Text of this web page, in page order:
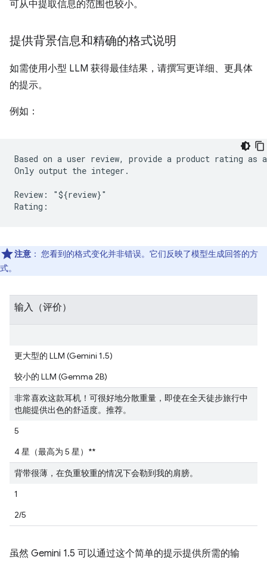
可从中提取信息的范围也较小。
提供背景信息和精确的格式说明
如需使用小型 LLM 获得最佳结果，请撰写更详细、更具体
的提示。
例如：
Based on a user review, provide a product rating as
Only output the integer.
Review: "${review}"
注意 ： 您看到的格式变化并非错误。它们反映了模型生成回答的方
式。
输入（评价）
更大型的 LLM (Gemini 1.5)
较小的 LLM (Gemma 2B)
非常喜欢这款耳机！可很好地分散重量，即使在全天徒步旅行中
也能提供出色的舒适度。推荐。
5
4 星（最高为 5 星）**
背带很薄，在负重较重的情况下会勒到我的肩膀。
1
2/5
虽然 Gemini 1.5 可以通过这个简单的提示提供所需的输